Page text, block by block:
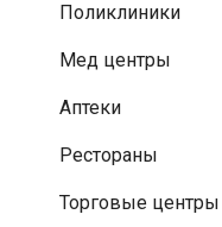
Поликлиники
Мед центры
Аптеки
Рестораны
Торговые центры